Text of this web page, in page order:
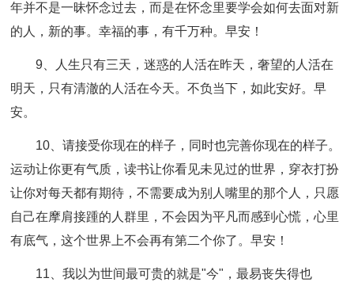
年并不是一昧怀念过去，而是在怀念里要学会如何去面对新
的人，新的事。幸福的事，有千万种。早安！
9、人生只有三天，迷惑的人活在昨天，奢望的人活在
明天，只有清澈的人活在今天。不负当下，如此安好。早
安。
10、请接受你现在的样子，同时也完善你现在的样子。
运动让你更有气质，读书让你看见未见过的世界，穿衣打扮
让你对每天都有期待，不需要成为别人嘴里的那个人，只愿
自己在摩肩接踵的人群里，不会因为平凡而感到心慌，心里
有底气，这个世界上不会再有第二个你了。早安！
11、我以为世间最可贵的就是"今"，最易丧失得也